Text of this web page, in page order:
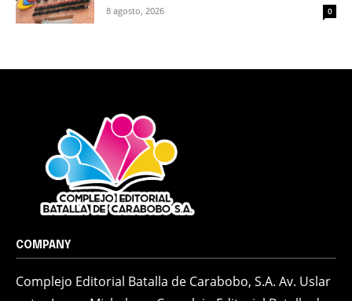
8 agosto, 2026 0
COMPANY
Complejo Editorial Batalla de Carabobo, S.A. Av. Uslar